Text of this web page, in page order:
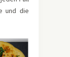
und die